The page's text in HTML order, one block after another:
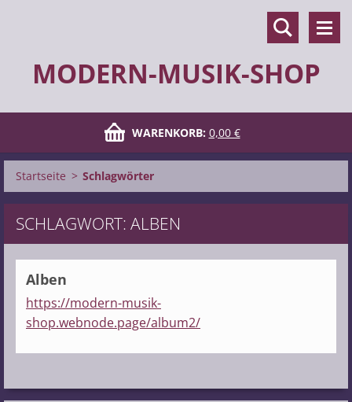
MODERN-MUSIK-SHOP
WARENKORB: 0,00 €
Startseite > Schlagwörter
SCHLAGWORT: ALBEN
Alben
https://modern-musik-
shop.webnode.page/album2/